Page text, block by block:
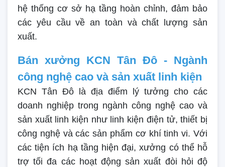
hệ thống cơ sở hạ tầng hoàn chỉnh, đảm bảo
các yêu cầu về an toàn và chất lượng sản
xuất.
Bán xưởng KCN Tân Đô - Ngành
công nghệ cao và sản xuất linh kiện
KCN Tân Đô là địa điểm lý tưởng cho các
doanh nghiệp trong ngành công nghệ cao và
sản xuất linh kiện như linh kiện điện tử, thiết bị
công nghệ và các sản phẩm cơ khí tinh vi. Với
các tiện ích hạ tầng hiện đại, xưởng có thể hỗ
trợ tối đa các hoạt động sản xuất đòi hỏi độ